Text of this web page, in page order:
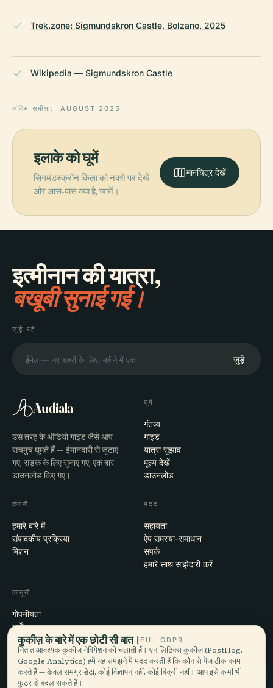
Trek.zone: Sigmundskron Castle, Bolzano, 2025
Wikipedia — Sigmundskron Castle
अंतिम समीक्षा: AUGUST 2025
इलाके को घूमें
सिगमंडस्क्रोन किला को नक्शे पर देखें
और आस-पास क्या है, जानें।
मानचित्र देखें
इत्मीनान की यात्रा,
बखूबी सुनाई गई।
जुड़े रहें
जुड़ें
Audiala
उस तरह के ऑडियो गाइड जैसे आप
सचमुच घूमते हैं — ईमानदारी से जुटाए
गए, सड़क के लिए सुनाए गए, एक बार
डाउनलोड किए गए।
घूमें
गंतव्य
गाइड
यात्रा सुझाव
मूल्य देखें
डाउनलोड
कंपनी
हमारे बारे में
संपादकीय प्रक्रिया
मिशन
मदद
सहायता
ऐप समस्या-समाधान
संपर्क
हमारे साथ साझेदारी करें
कानूनी
गोपनीयता
शर्तें
कुकी सेटिंग्स
खाता हटाएँ
कुकीज़ के बारे में एक छोटी सी बात। EU · GDPR
नितांत आवश्यक कुकीज़ नेविगेशन को चलाती हैं। एनालिटिक्स कुकीज़ (PostHog,
Google Analytics) हमें यह समझने में मदद करती हैं कि कौन से पेज ठीक काम
करते हैं — केवल समग्र डेटा, कोई विज्ञापन नहीं, कोई बिक्री नहीं। आप इसे कभी भी
फ़ुटर से बदल सकते हैं।